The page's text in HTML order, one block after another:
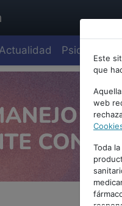
Psiquiatría
Este
que
web
Toda